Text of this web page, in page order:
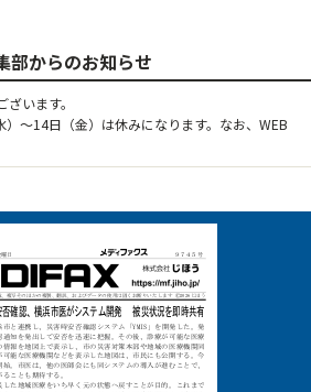
部からのお知らせ
います。
～14日（金）は休みになります。なお、WEB